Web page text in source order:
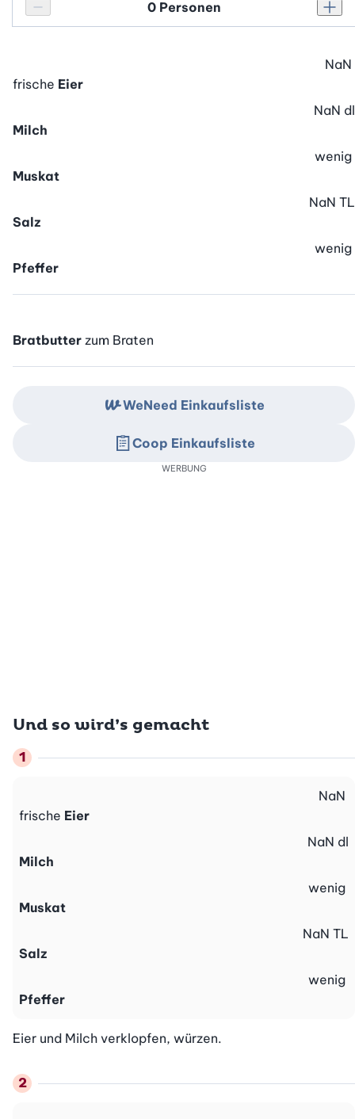
Personenanzahl verringern
Personenanzahl
frische Eier
NaN
Milch
NaN dl
Muskat
wenig
Salz
NaN TL
Pfeffer
wenig
Bratbutter zum Braten
Und so wird’s gemacht
frische Eier
NaN
Milch
NaN dl
Muskat
wenig
Salz
NaN TL
Pfeffer
wenig
Eier und Milch verklopfen, würzen.
WeNeed Einkaufsliste
Coop Einkaufsliste
WERBUNG